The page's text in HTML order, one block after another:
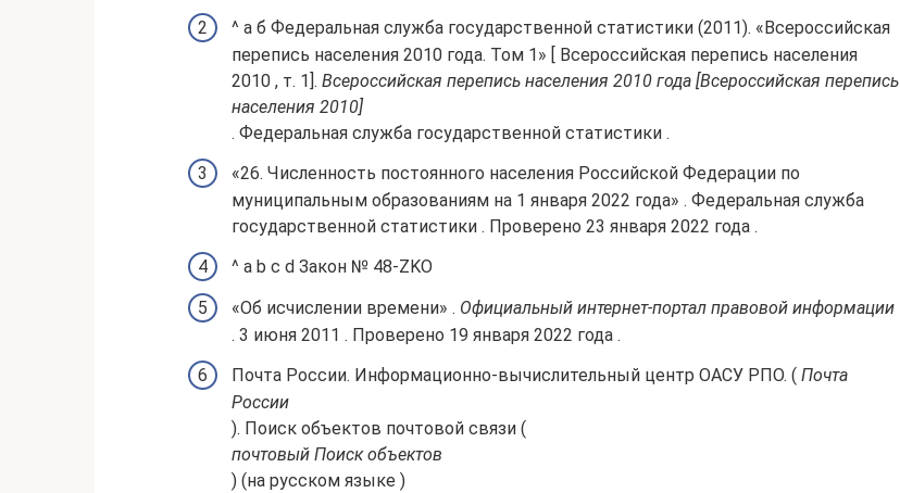
^ а б Федеральная служба государственной статистики (2011). «Всероссийская
перепись населения 2010 года. Том 1» [ Всероссийская перепись населения
2010 , т. 1]. Всероссийская перепись населения 2010 года [Всероссийская перепись
населения 2010]
. Федеральная служба государственной статистики .
«26. Численность постоянного населения Российской Федерации по
муниципальным образованиям на 1 января 2022 года» . Федеральная служба
государственной статистики . Проверено 23 января 2022 года .
^ a b c d Закон № 48-ZKO
«Об исчислении времени» . Официальный интернет-портал правовой информации
. 3 июня 2011 . Проверено 19 января 2022 года .
Почта России. Информационно-вычислительный центр ОАСУ РПО. ( Почта
России
). Поиск объектов почтовой связи (
почтовый Поиск объектов
) (на русском языке )